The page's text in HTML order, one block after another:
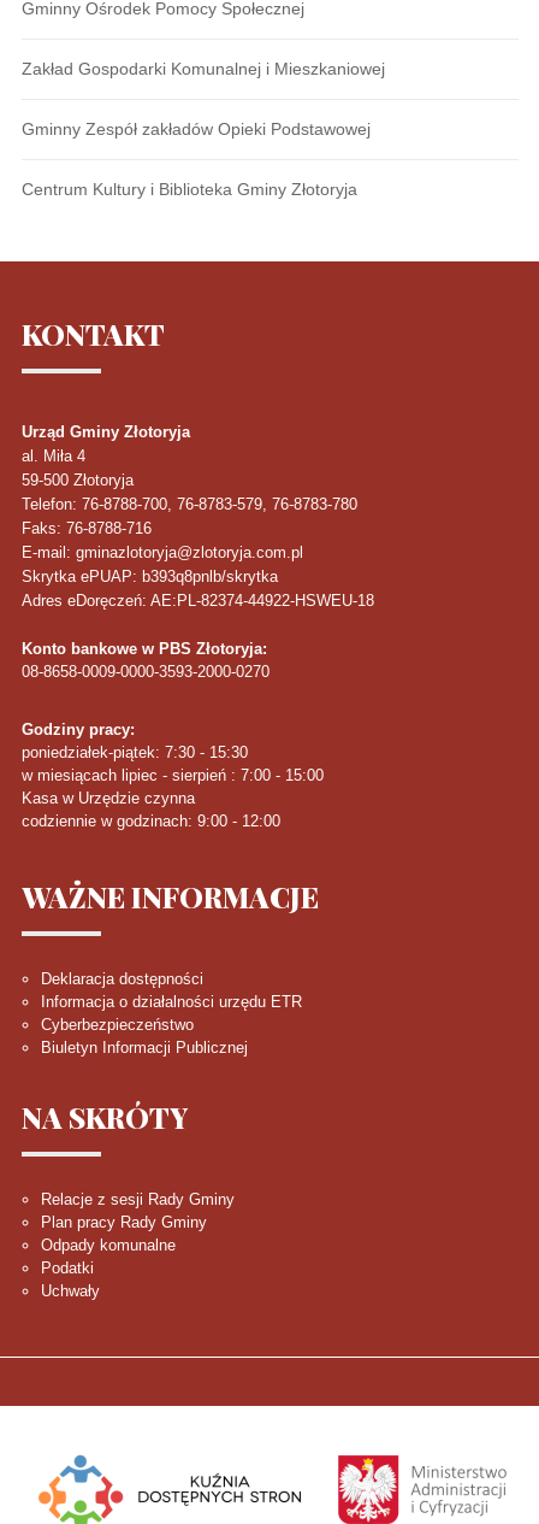
Gminny Ośrodek Pomocy Społecznej
Zakład Gospodarki Komunalnej i Mieszkaniowej
Gminny Zespół zakładów Opieki Podstawowej
Centrum Kultury i Biblioteka Gminy Złotoryja
KONTAKT
Urząd Gminy Złotoryja
al. Miła 4
59-500 Złotoryja
Telefon: 76-8788-700, 76-8783-579, 76-8783-780
Faks: 76-8788-716
E-mail: gminazlotoryja@zlotoryja.com.pl
Skrytka ePUAP: b393q8pnlb/skrytka
Adres eDoręczeń: AE:PL-82374-44922-HSWEU-18
Konto bankowe w PBS Złotoryja:
08-8658-0009-0000-3593-2000-0270
Godziny pracy:
poniedziałek-piątek: 7:30 - 15:30
w miesiącach lipiec - sierpień : 7:00 - 15:00
Kasa w Urzędzie czynna
codziennie w godzinach: 9:00 - 12:00
WAŻNEINFORMACJE
Deklaracja dostępności
Informacja o działalności urzędu ETR
Cyberbezpieczeństwo
Biuletyn Informacji Publicznej
NA SKRÓTY
Relacje z sesji Rady Gminy
Plan pracy Rady Gminy
Odpady komunalne
Podatki
Uchwały